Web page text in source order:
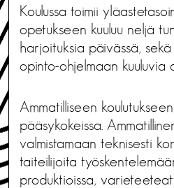
Koulussa toimii
opetukseen kuuluu neljä
harjoituksia päivässä,
opinto-ohjelmaan kuuluvia
Ammatilliseen
pääsykokeissa.
valmistamaan teknisesti
taiteilijoita
produktioissa,